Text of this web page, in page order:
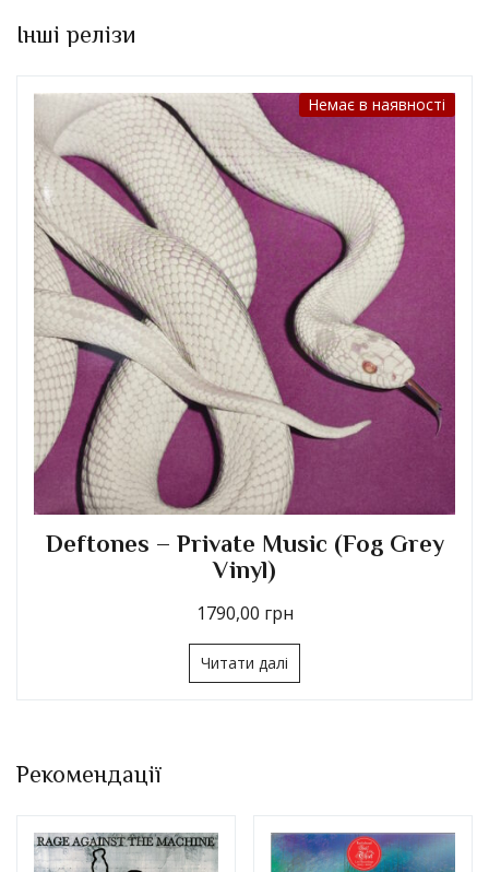
Інші релізи
Немає в наявності
Deftones – Private Music (Fog Grey
Vinyl)
1790,00 грн
Читати далі
Рекомендації